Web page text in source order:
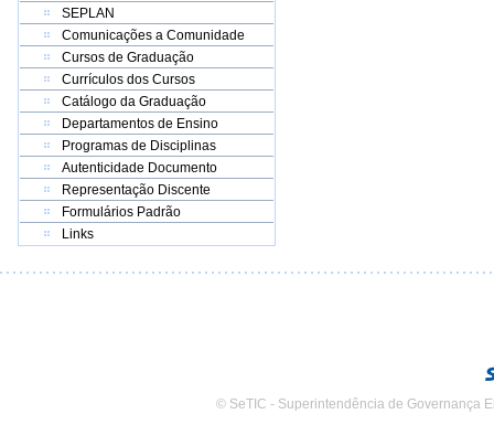
SEPLAN
Comunicações a Comunidade
Cursos de Graduação
Currículos dos Cursos
Catálogo da Graduação
Departamentos de Ensino
Programas de Disciplinas
Autenticidade Documento
Representação Discente
Formulários Padrão
Links
© SeTIC - Superintendência de Governança